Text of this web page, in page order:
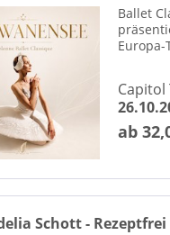
Ballet
Europa-
ab
Schott - Rezeptfrei